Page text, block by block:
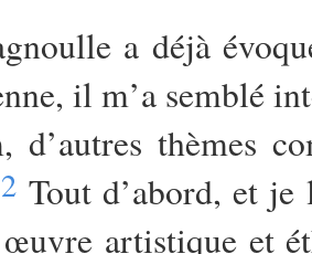
a déjà
il m’a semblé
thèmes
2 Tout d’abord, et
artistique et